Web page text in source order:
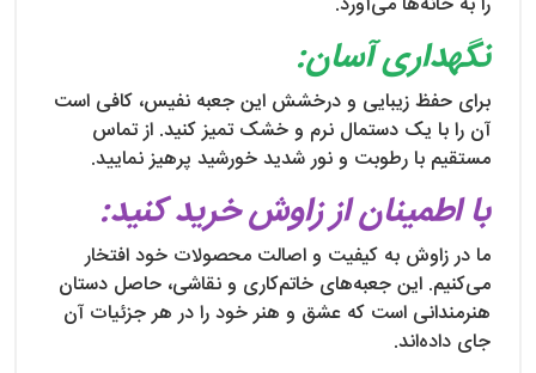
نگهداری آسان:
برای حفظ زیبایی و درخشش این جعبه نفیس، کافی است
آن را با یک دستمال نرم و خشک تمیز کنید. از تماس
مستقیم با رطوبت و نور شدید خورشید پرهیز نمایید.
با اطمینان از زاوش خرید کنید:
ما در زاوش به کیفیت و اصالت محصولات خود افتخار
می‌کنیم. این جعبه‌های خاتم‌کاری و نقاشی، حاصل دستان
هنرمندانی است که عشق و هنر خود را در هر جزئیات آن
جای داده‌اند.